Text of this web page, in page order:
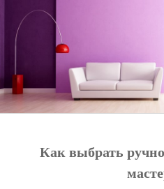
Как выбрать